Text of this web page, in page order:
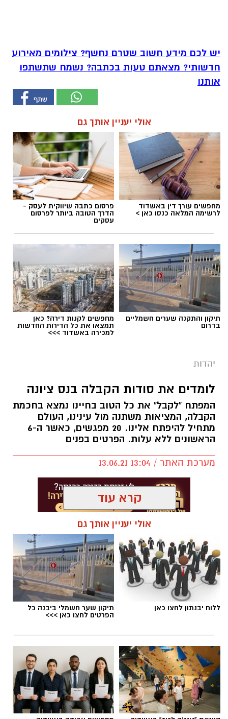
יש לכם מידע חשוב שטרם נחשף? צילומים מאירוע
חדשותי? מצאתם טעות בכתבה? נשמח שתשתפו
אותנו
אולי יעניין אותך גם
מחפשים עורך דין באשדוד
לרשימה המלאה כנסו כאן >
פרסום כתבה שיווקית לעסק -
הדרך הטובה ביותר לפרסום
עסקים
תיקון והתקנה שערים חשמליים
בדרום
מחפשים לקנות דירה? כאן
תמצאו את כל הדירות החדשות
למכירה באשדוד >>>
יהדות
לומדים את סודות הקבלה בנס ציונה
המפתח "לקבל" את כל הטוב בחיינו נמצא בחכמת
הקבלה, המציאות משתנה מול עינינו, העולם
מתחיל להיפתח אלינו. 20 מפגשים, כאשר ה-6
הראשונים ללא עלות. הפרטים בפנים
מערכת האתר / 13:04 13.06.21
סודות הקבלה
קרא עוד
אולי יעניין אותך גם
ללוח יבנתון לחצו כאן תיקון שער חשמלי ביבנה כל
הפרטים לחצו כאן >>>